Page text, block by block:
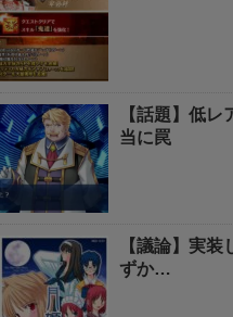
【話題】低
当に罠
【議論】実
ずか…